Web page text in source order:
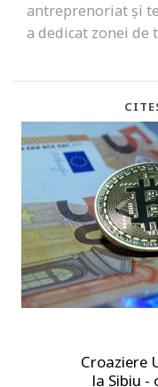
antreprenoriat și
a dedicat zonei de
Croaziere
la Sibiu -